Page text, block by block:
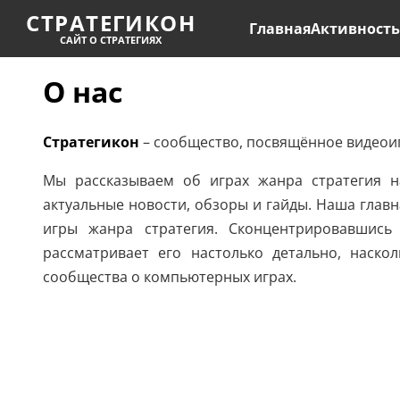
СТРАТЕГИКОН
САЙТ О СТРАТЕГИЯХ
ГлавнаяАктивность
О нас
Стратегикон – сообщество, посвящённое
Мы рассказываем об играх жанра
актуальные новости, обзоры и гайды. Наша
игры жанра стратегия.
рассматривает его настолько детально,
сообщества о компьютерных играх.